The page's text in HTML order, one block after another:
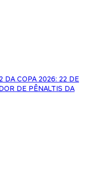
DA COPA 2026: 22 DE
DE PÊNALTIS DA